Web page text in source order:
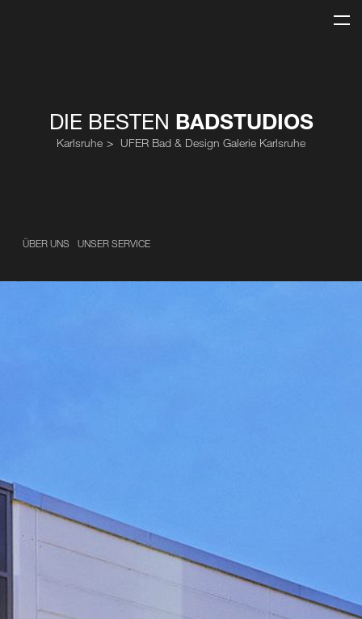
DIE BESTEN BADSTUDIOS
Karlsruhe UFER Bad & Design Galerie Karlsruhe
ÜBER UNS UNSER SERVICE